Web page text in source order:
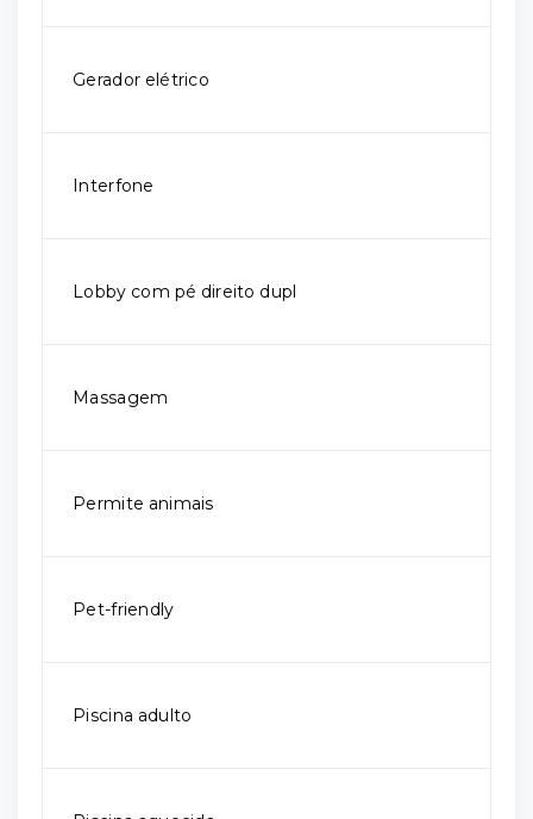
Gerador elétrico
Interfone
Lobby com pé direito dupl
Massagem
Permite animais
Pet-friendly
Piscina adulto